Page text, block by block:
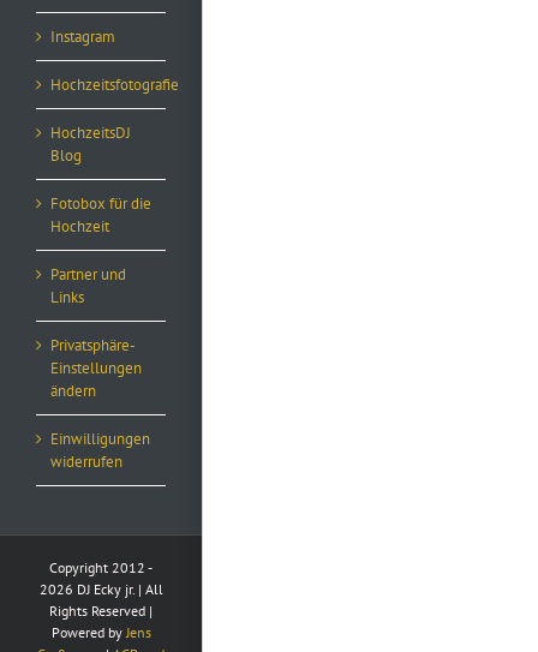
Instagram
Hochzeitsfotografie
HochzeitsDJ
Blog
Fotobox für die
Hochzeit
Partner und
Links
Privatsphäre-
Einstellungen
ändern
Einwilligungen
widerrufen
Copyright 2012 -
2026 DJ Ecky jr. | All
Rights Reserved |
Powered byJens